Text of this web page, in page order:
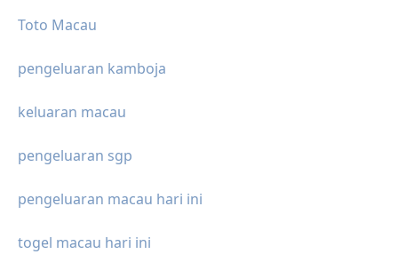
Toto Macau
pengeluaran kamboja
keluaran macau
pengeluaran sgp
pengeluaran macau hari ini
togel macau hari ini